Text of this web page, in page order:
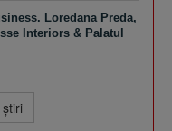
Loredana Preda,
Interiors & Palatul